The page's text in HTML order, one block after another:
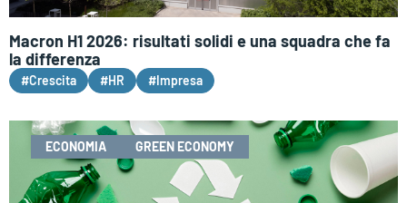
Macron H1 2026: risultati solidi e una squadra che fa
la differenza
#Crescita #HR #Impresa
ECONOMIA GREEN ECONOMY